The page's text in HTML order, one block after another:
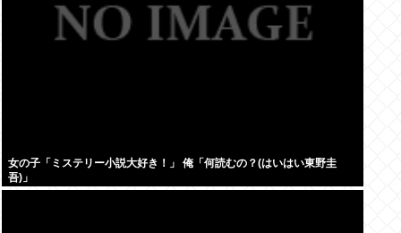
女の子「ミステリー小説大好き！」 俺「何読むの？(はいはい東野圭
吾)」